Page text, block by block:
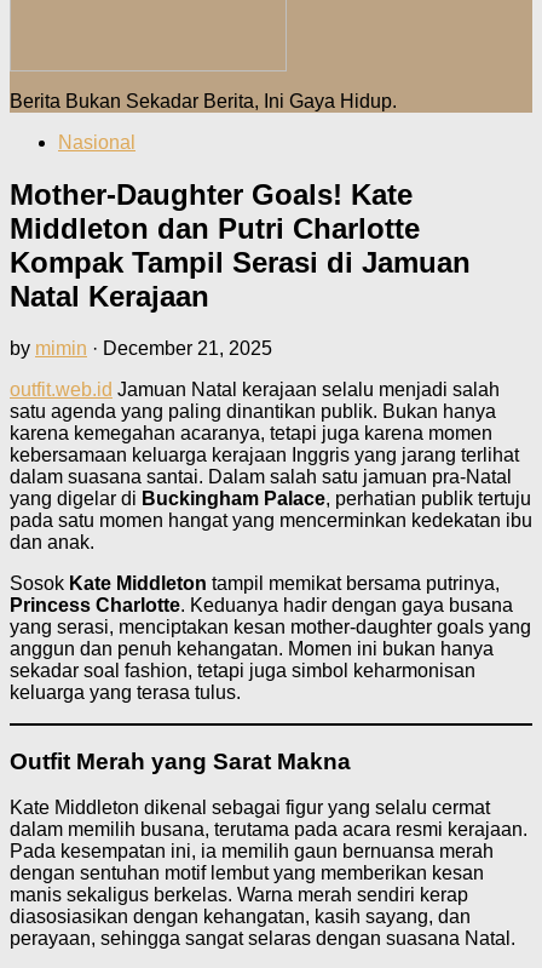
Berita Bukan Sekadar Berita, Ini Gaya Hidup.
Nasional
Mother-Daughter Goals! Kate
Middleton dan Putri Charlotte
Kompak Tampil Serasi di Jamuan
Natal Kerajaan
by mimin · December 21, 2025
outfit.web.id Jamuan Natal kerajaan selalu menjadi salah
satu agenda yang paling dinantikan publik. Bukan hanya
karena kemegahan acaranya, tetapi juga karena momen
kebersamaan keluarga kerajaan Inggris yang jarang terlihat
dalam suasana santai. Dalam salah satu jamuan pra-Natal
yang digelar di Buckingham Palace, perhatian publik tertuju
pada satu momen hangat yang mencerminkan kedekatan ibu
dan anak.
Sosok Kate Middleton tampil memikat bersama putrinya,
Princess Charlotte. Keduanya hadir dengan gaya busana
yang serasi, menciptakan kesan mother-daughter goals yang
anggun dan penuh kehangatan. Momen ini bukan hanya
sekadar soal fashion, tetapi juga simbol keharmonisan
keluarga yang terasa tulus.
Outfit Merah yang Sarat Makna
Kate Middleton dikenal sebagai figur yang selalu cermat
dalam memilih busana, terutama pada acara resmi kerajaan.
Pada kesempatan ini, ia memilih gaun bernuansa merah
dengan sentuhan motif lembut yang memberikan kesan
manis sekaligus berkelas. Warna merah sendiri kerap
diasosiasikan dengan kehangatan, kasih sayang, dan
perayaan, sehingga sangat selaras dengan suasana Natal.